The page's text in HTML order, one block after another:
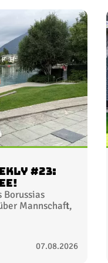
#23:
Mannschaft,
07.08.2026